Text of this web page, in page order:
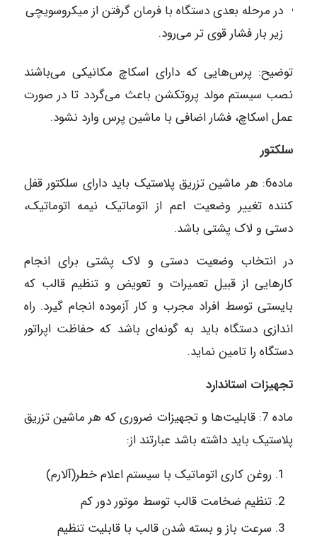
در مرحله بعدی دستگاه با فرمان گرفتن از میکروسویچی
زیر بار فشار قوی تر می‌رود.
توضیح: پرس‌هایی که دارای اسکاچ مکانیکی می‌باشند
نصب سیستم مولد پروتکشن باعث می‌گردد تا در صورت
عمل اسکاچ، فشار اضافی با ماشین پرس وارد نشود.
سلکتور
ماده‌6: هر ماشین تزریق پلاستیک باید دارای سلکتور قفل
کننده تغییر وضعیت اعم از اتوماتیک نیمه اتوماتیک،
دستی و لاک پشتی باشد.
در انتخاب وضعیت دستی و لاک پشتی برای انجام
کارهایی از قبیل تعمیرات و تعویض و تنظیم قالب که
بایستی توسط افراد مجرب و کار آزموده انجام گیرد. راه
اندازی دستگاه باید به گونه‌ای باشد که حفاظت اپراتور
دستگاه را تامین نماید.
تجهیزات استاندارد
ماده‌ 7: قابلیت‌ها و تجهیزات ضروری که هر ماشین تزریق
پلاستیک باید داشته باشد عبارتند از:
روغن کاری اتوماتیک با سیستم اعلام خطر‌(آلارم)
تنظیم ضخامت قالب توسط موتور دور کم
سرعت باز و بسته شدن قالب با قابلیت تنظیم